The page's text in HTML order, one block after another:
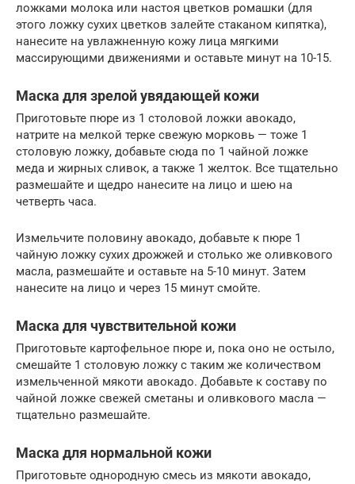
ложками молока или настоя цветков ромашки (для
этого ложку сухих цветков залейте стаканом кипятка),
нанесите на увлажненную кожу лица мягкими
массирующими движениями и оставьте минут на 10-15.
Маска для зрелой увядающей кожи
Приготовьте пюре из 1 столовой ложки авокадо,
натрите на мелкой терке свежую морковь — тоже 1
столовую ложку, добавьте сюда по 1 чайной ложке
меда и жирных сливок, а также 1 желток. Все тщательно
размешайте и щедро нанесите на лицо и шею на
четверть часа.
Измельчите половину авокадо, добавьте к пюре 1
чайную ложку сухих дрожжей и столько же оливкового
масла, размешайте и оставьте на 5-10 минут. Затем
нанесите на лицо и через 15 минут смойте.
Маска для чувствительной кожи
Приготовьте картофельное пюре и, пока оно не остыло,
смешайте 1 столовую ложку с таким же количеством
измельченной мякоти авокадо. Добавьте к составу по
чайной ложке свежей сметаны и оливкового масла —
тщательно размешайте.
Маска для нормальной кожи
Приготовьте однородную смесь из мякоти авокадо,